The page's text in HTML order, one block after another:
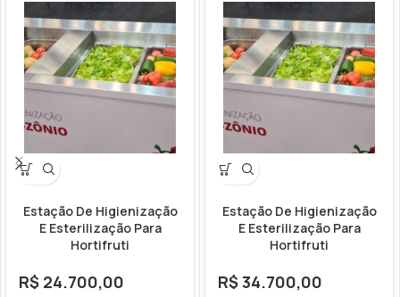
Estação De Higienização
E Esterilização Para
Hortifruti
R$ 24.700,00
Estação De Higienização
E Esterilização Para
Hortifruti
R$34.700,00